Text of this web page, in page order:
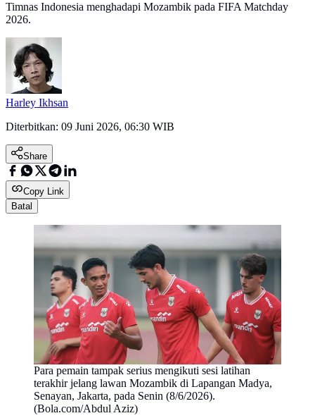
Timnas Indonesia menghadapi Mozambik pada FIFA Matchday
2026.
Harley Ikhsan
Diterbitkan: 09 Juni 2026, 06:30 WIB
Share
Copy Link
Batal
Para pemain tampak serius mengikuti sesi latihan
terakhir jelang lawan Mozambik di Lapangan Madya,
Senayan, Jakarta, pada Senin (8/6/2026).
(Bola.com/Abdul Aziz)